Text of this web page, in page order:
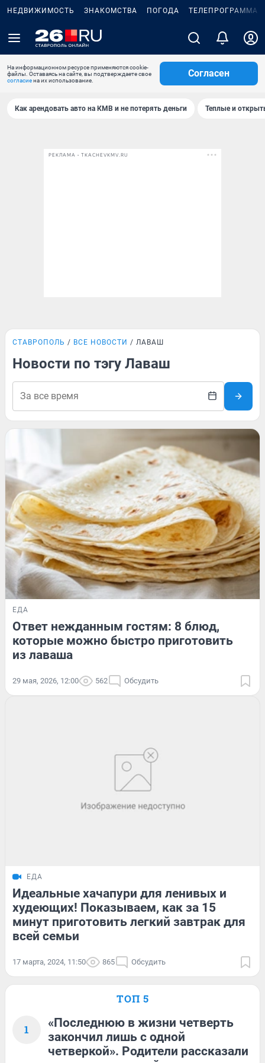
НЕДВИЖИМОСТЬ ЗНАКОМСТВА ПОГОДА ТЕЛЕПРОГРАММА
На информационном ресурсе применяются cookie-
файлы. Оставаясь на сайте, вы подтверждаете свое
согласиена их использование.
Согласен
Как арендовать авто на КМВ и не потерять деньги Теплые и
РЕКЛАМА • TKACHEVKMV.RU
СТАВРОПОЛЬ ВСЕ НОВОСТИ ЛАВАШ
Новости по тэгу Лаваш
ЕДА
Ответ нежданным гостям: 8 блюд,
которые можно быстро приготовить
из лаваша
29 мая, 2026, 12:00 562 Обсудить
ЕДА
Идеальные хачапури для ленивых и
худеющих! Показываем, как за 15
минут приготовить легкий завтрак для
всей семьи
17 марта, 2024, 11:50 865 Обсудить
ТОП 5
1
«Последнюю в жизни четверть
закончил лишь с одной
четверкой». Родители рассказали